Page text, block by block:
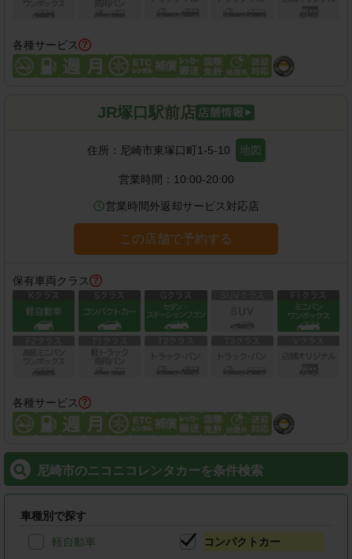
各種サービス
JR塚口駅前店
住所： 尼崎市東塚口町1-5-10 地図
営業時間： 10:00-20:00
営業時間外返却サービス対応店
この店舗で予約する
保有車両クラス
各種サービス
尼崎市のニコニコレンタカーを条件検索
車種別で探す
軽自動車 コンパクトカー